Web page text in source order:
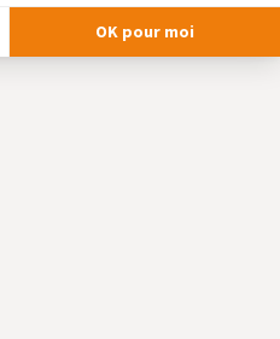
OK pour moi